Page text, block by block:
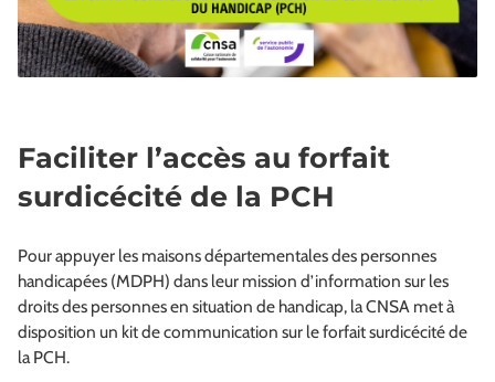
Faciliter l’accès au forfait
surdicécité de la PCH
Pour appuyer les maisons départementales des personnes
handicapées (MDPH) dans leur mission d’information sur les
droits des personnes en situation de handicap, la CNSA met à
disposition un kit de communication sur le forfait surdicécité de
la PCH.